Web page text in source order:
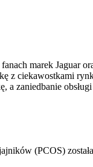
marek Jaguar
z ciekawostkami
a zaniedbanie
(PCOS)